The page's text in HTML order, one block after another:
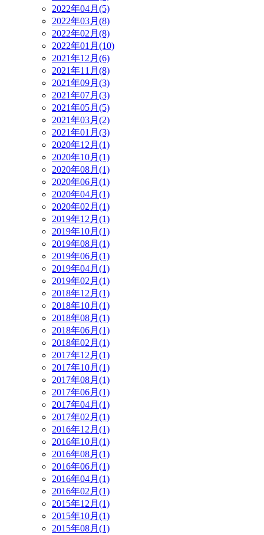
2022年04月(5)
2022年03月(8)
2022年02月(8)
2022年01月(10)
2021年12月(6)
2021年11月(8)
2021年09月(3)
2021年07月(3)
2021年05月(5)
2021年03月(2)
2021年01月(3)
2020年12月(1)
2020年10月(1)
2020年08月(1)
2020年06月(1)
2020年04月(1)
2020年02月(1)
2019年12月(1)
2019年10月(1)
2019年08月(1)
2019年06月(1)
2019年04月(1)
2019年02月(1)
2018年12月(1)
2018年10月(1)
2018年08月(1)
2018年06月(1)
2018年02月(1)
2017年12月(1)
2017年10月(1)
2017年08月(1)
2017年06月(1)
2017年04月(1)
2017年02月(1)
2016年12月(1)
2016年10月(1)
2016年08月(1)
2016年06月(1)
2016年04月(1)
2016年02月(1)
2015年12月(1)
2015年10月(1)
2015年08月(1)